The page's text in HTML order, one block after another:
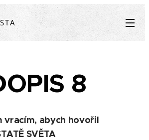
8
vracím, abych hovořil
SVĚTA